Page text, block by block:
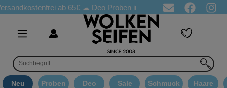
ab 65€ ☁ Deo Proben in jeder Bestellung ☁ Goodie
Neu Proben Deo Sale Schmuck Haare